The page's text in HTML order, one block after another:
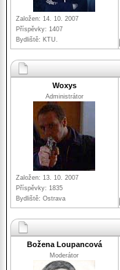
Založen: 14. 10. 2007
Příspěvky: 1407
Bydliště: KTU.
Woxys
Administrátor
Založen: 13. 10. 2007
Příspěvky: 1835
Bydliště: Ostrava
Božena Loupancová
Moderátor